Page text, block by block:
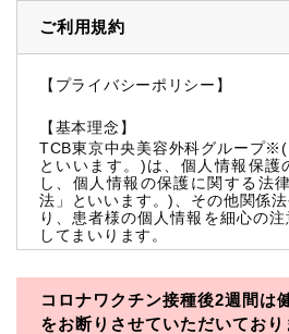
ご利用規約
【プライバシーポリシー】
【基本理念】
TCB東京中央美容外科グループ※(
といいます。)は、個人情報保護
し、個人情報の保護に関する法
法」といいます。)、その他関係
り、患者様の個人情報を細心の
してまいります。
※TCBグループとは以下を総称し
・一般社団法人メディカルアライ
コロナワクチン接種後2週間は
をお断りさせていただいており